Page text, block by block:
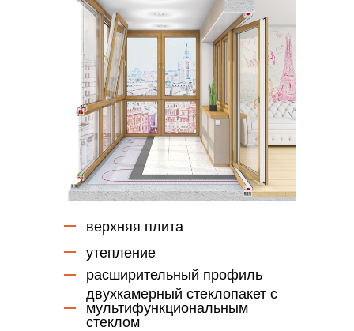
верхняя плита
утепление
расширительный профиль
двухкамерный стеклопакет с
мультифункциональным
стеклом